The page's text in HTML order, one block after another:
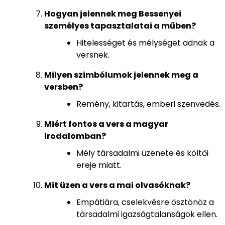
Hogyan jelennek meg Bessenyei
személyes tapasztalatai a műben?
Hitelességet és mélységet adnak a
versnek.
Milyen szimbólumok jelennek meg a
versben?
Remény, kitartás, emberi szenvedés.
Miért fontos a vers a magyar
irodalomban?
Mély társadalmi üzenete és költői
ereje miatt.
Mit üzen a vers a mai olvasóknak?
Empátiára, cselekvésre ösztönöz a
társadalmi igazságtalanságok ellen.